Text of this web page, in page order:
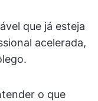
que já esteja
acelerada,
o que